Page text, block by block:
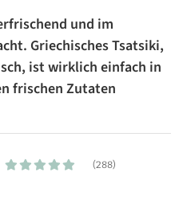
und im
Griechisches Tsatsiki,
ist wirklich einfach in
frischen Zutaten
(288)